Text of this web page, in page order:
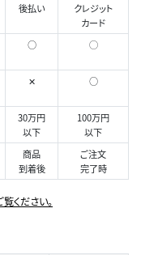
後払い
クレジット
カード
○ ◯
✕ ○
30万円
以下
100万円
以下
商品
到着後
ご注文
完了時
ください。